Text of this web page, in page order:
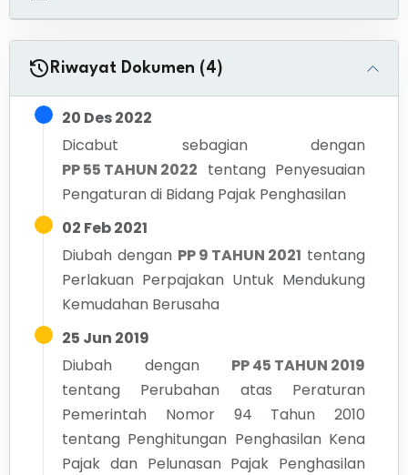
Riwayat Dokumen (4)
20 Des 2022
Dicabut sebagian dengan
PP 55 TAHUN 2022 tentang Penyesuaian
Pengaturan di Bidang Pajak Penghasilan
02 Feb 2021
Diubah dengan PP 9 TAHUN 2021 tentang
Perlakuan Perpajakan Untuk Mendukung
Kemudahan Berusaha
25 Jun 2019
Diubah dengan
PP 45 TAHUN 2019
tentang Perubahan atas Peraturan
Pemerintah Nomor 94 Tahun 2010
tentang Penghitungan Penghasilan Kena
Pajak dan Pelunasan Pajak Penghasilan